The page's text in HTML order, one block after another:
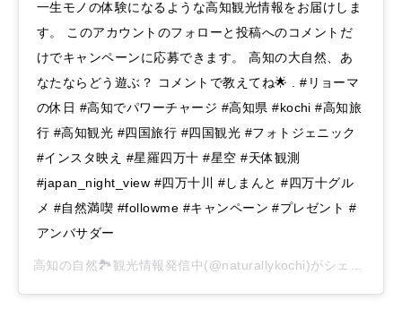
一生モノの体験になるような高知観光情報をお届けしま
す。 このアカウントのフォローと投稿へのコメントだ
けでキャンペーンに応募できます。 高知の大自然、あ
なたならどう遊ぶ？ コメントで教えてね🌟 . #リョーマ
の休日 #高知でパワーチャージ #高知県 #kochi #高知旅
行 #高知観光 #四国旅行 #四国観光 #フォトジェニック
#インスタ映え #星羅四万十 #星空 #天体観測
#japan_night_view #四万十川 #しまんと #四万十グル
メ #自然満喫 #followme #キャンペーン #プレゼント #
アンバサダー
高知の自然🏞観光情報発信中(@naturallykochi)がシェアした投稿 -